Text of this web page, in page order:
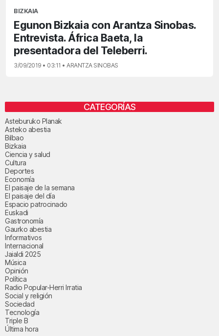
BIZKAIA
Egunon Bizkaia con Arantza Sinobas.
Entrevista. África Baeta, la
presentadora del Teleberri.
3/09/2019 • 03:11 • ARANTZA SINOBAS
CATEGORÍAS
Asteburuko Planak
Asteko abestia
Bilbao
Bizkaia
Ciencia y salud
Cultura
Deportes
Economía
El paisaje de la semana
El paisaje del día
Espacio patrocinado
Euskadi
Gastronomía
Gaurko abestia
Informativos
Internacional
Jaialdi 2025
Música
Opinión
Política
Radio Popular-Herri Irratia
Social y religión
Sociedad
Tecnología
Triple B
Última hora